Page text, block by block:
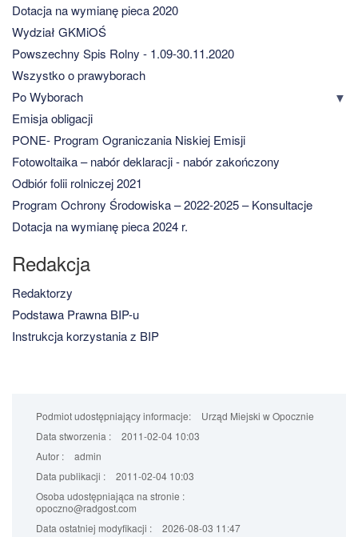
Dotacja na wymianę pieca 2020
Wydział GKMiOŚ
Powszechny Spis Rolny - 1.09-30.11.2020
Wszystko o prawyborach
Po Wyborach
Emisja obligacji
PONE- Program Ograniczania Niskiej Emisji
Fotowoltaika – nabór deklaracji - nabór zakończony
Odbiór folii rolniczej 2021
Program Ochrony Środowiska – 2022-2025 – Konsultacje
Dotacja na wymianę pieca 2024 r.
Redakcja
Redaktorzy
Podstawa Prawna BIP-u
Instrukcja korzystania z BIP
Podmiot udostępniający informacje:
Urząd Miejski w Opocznie
Data stworzenia :
2011-02-04 10:03
Autor :
admin
Data publikacji :
2011-02-04 10:03
Osoba udostępniająca na stronie :
opoczno@radgost.com
Data ostatniej modyfikacji :
2026-08-03 11:47